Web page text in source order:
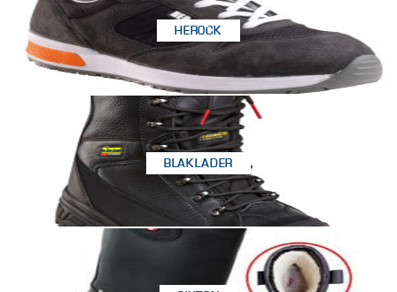
HEROCK
BLAKLADER